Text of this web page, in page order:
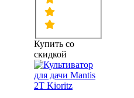
Купить со
скидкой